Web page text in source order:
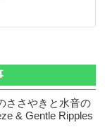
ささやきと水音の
& Gentle Ripples